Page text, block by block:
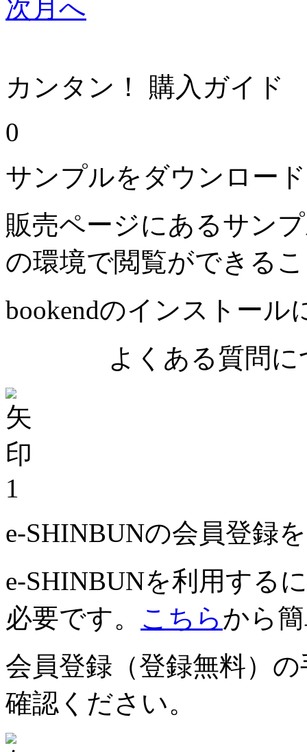
次月へ
カンタン！ 購入ガイド
0
サンプルをダウンロー
販売ページにあるサン
の環境で閲覧ができる
bookendのインストール
よくある質問に
1
e-SHINBUNの会員登録
e-SHINBUNを利用する
必要です。 こちらから
会員登録（登録無料）
確認ください。